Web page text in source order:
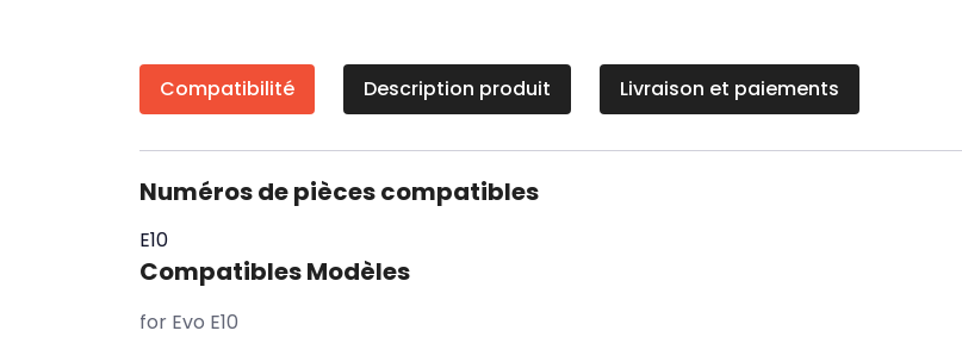
Compatibilité Description produit Livraison et paiements
Numéros de pièces compatibles
E10
Compatibles Modèles
for Evo E10